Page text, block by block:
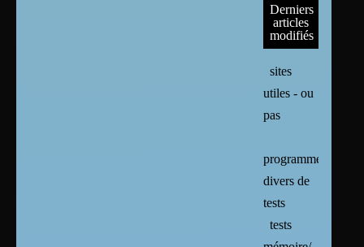
Derniers
articles
modifiés
sites
utiles - ou
pas
programmes
divers de
tests
tests